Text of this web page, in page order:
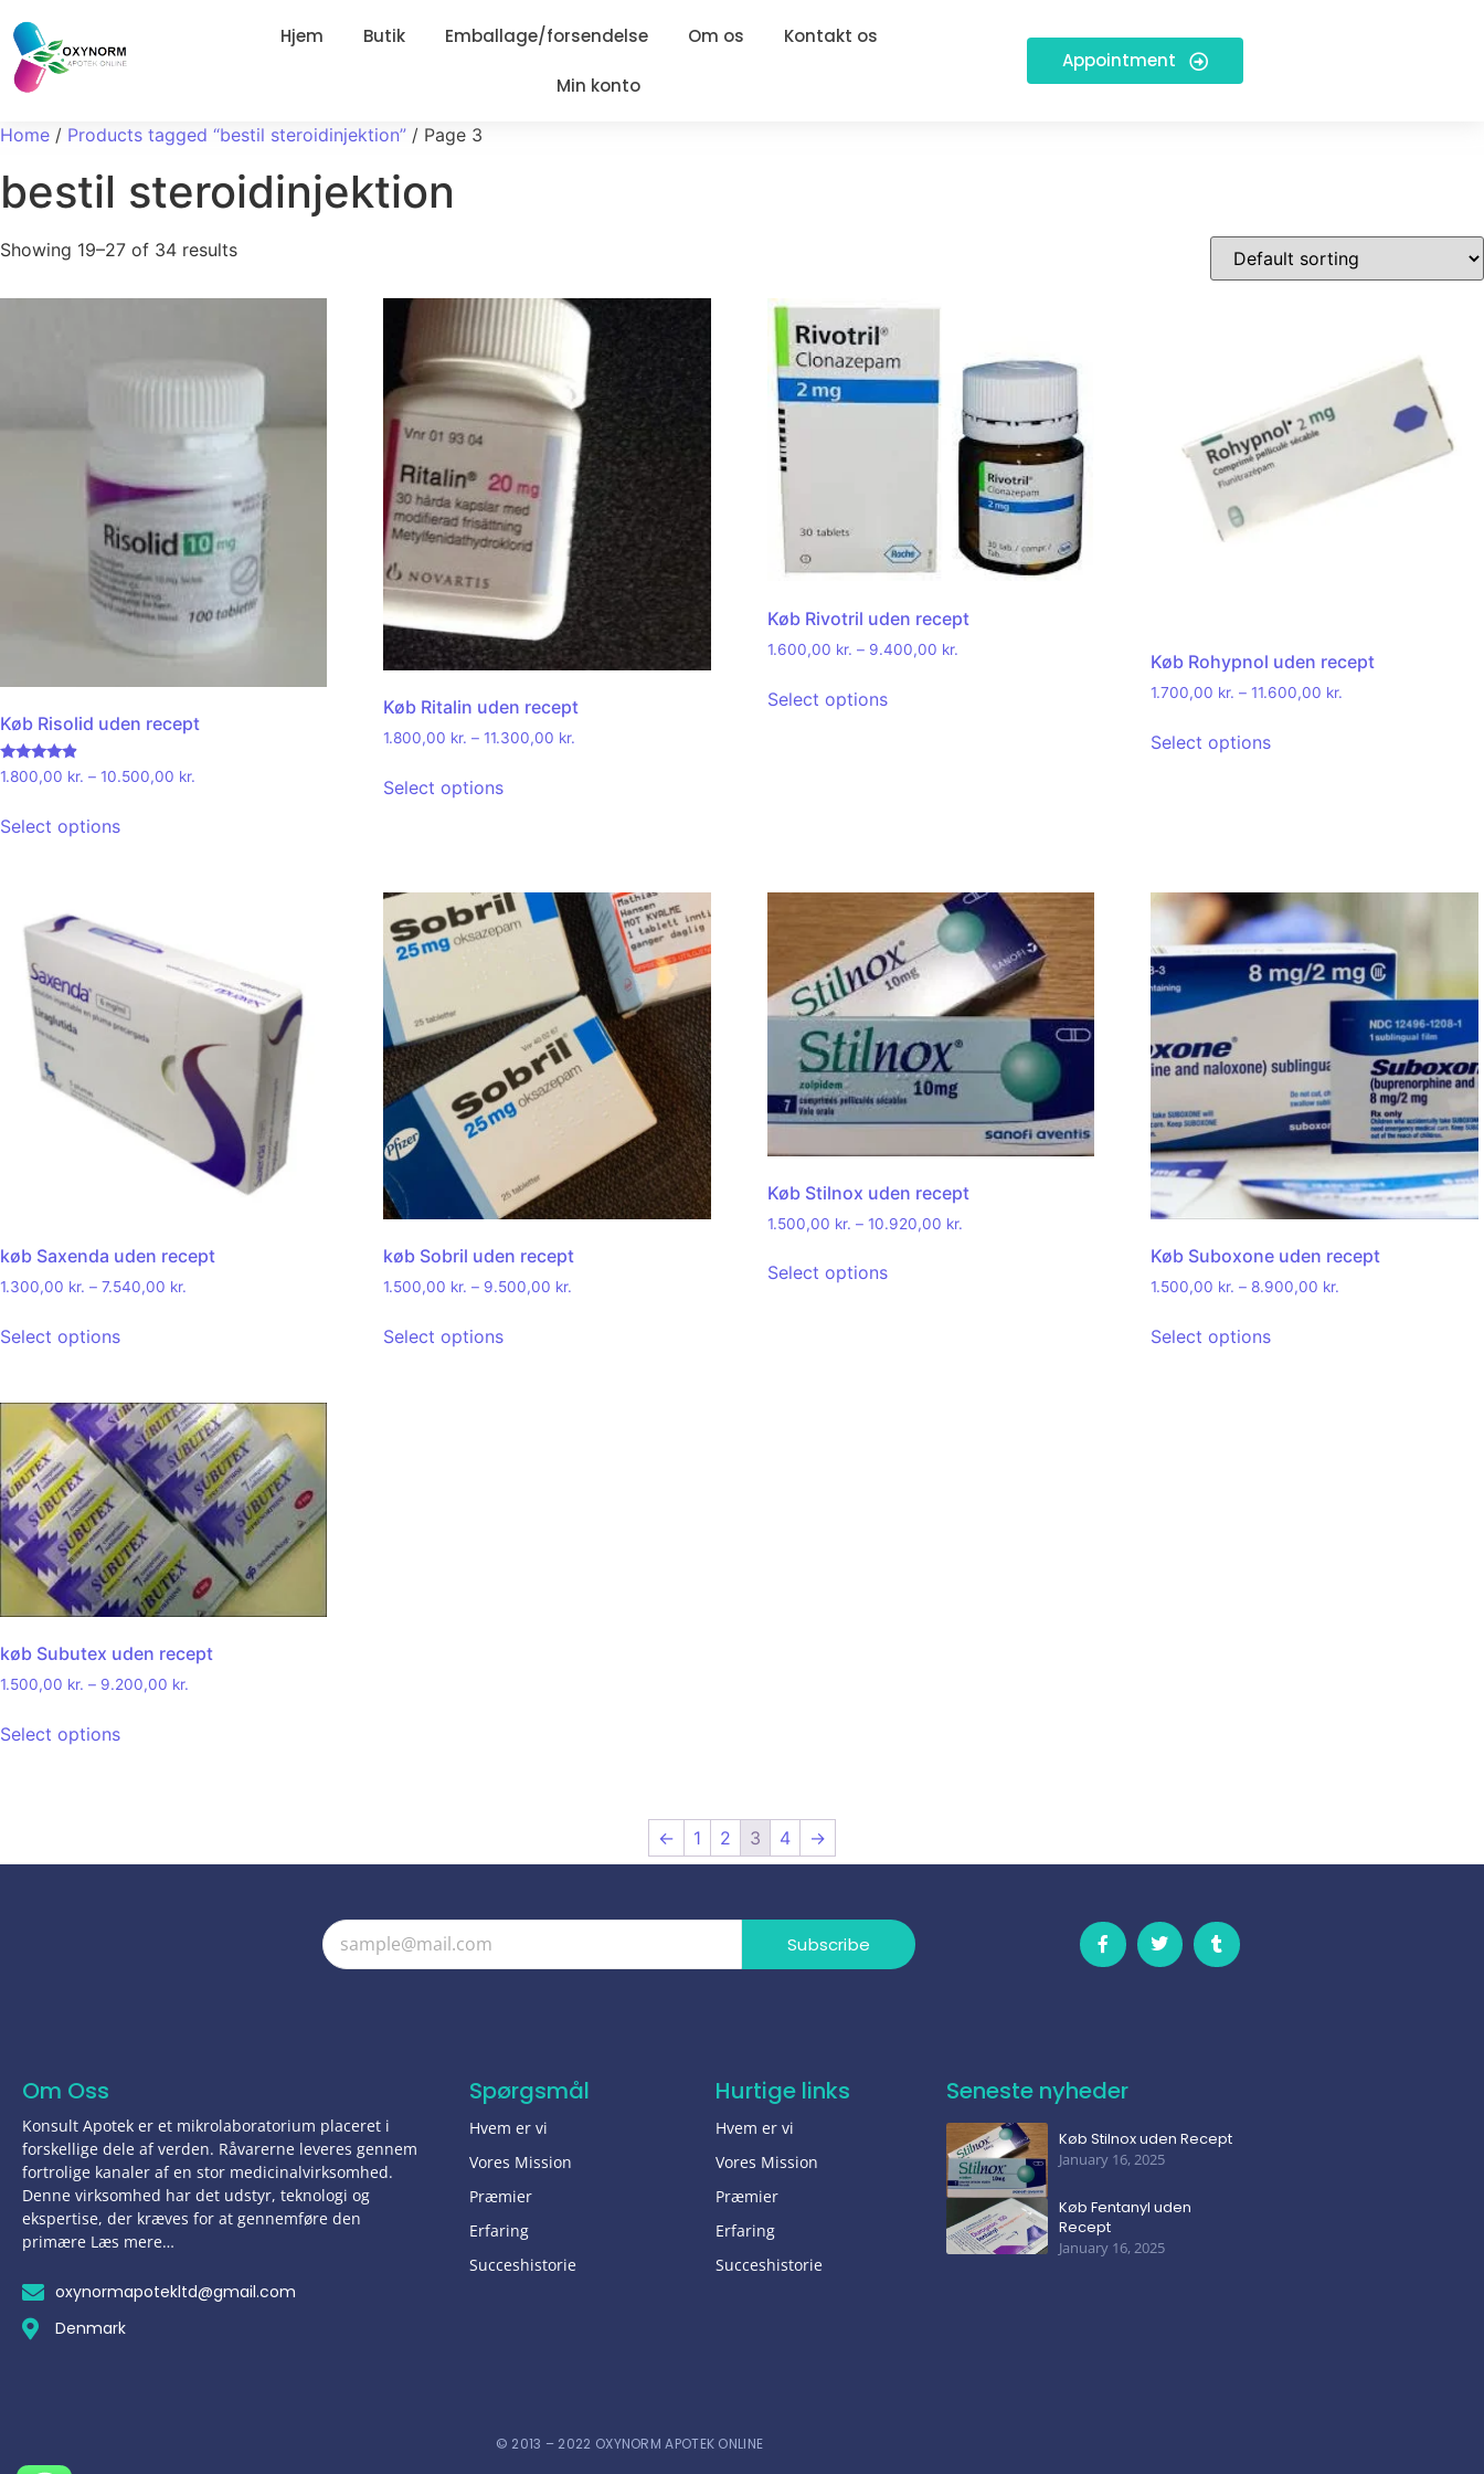
Hjem Butik Emballage/forsendelse Om os Kontakt os
Min konto
Appointment
Home / Products tagged “bestil steroidinjektion” / Page 3
bestil steroidinjektion
Showing 19–27 of 34 results
Køb Risolid uden recept
Rated
4.67
1.800,00 kr. – 10.500,00 kr.
Select options
Køb Ritalin uden recept
1.800,00 kr. – 11.300,00 kr.
Select options
Køb Rivotril uden recept
1.600,00 kr. – 9.400,00 kr.
Select options
Køb Rohypnol uden recept
1.700,00 kr. – 11.600,00 kr.
Select options
køb Saxenda uden recept
1.300,00 kr. – 7.540,00 kr.
Select options
køb Sobril uden recept
1.500,00 kr. – 9.500,00 kr.
Select options
Køb Stilnox uden recept
1.500,00 kr. – 10.920,00 kr.
Select options
Køb Suboxone uden recept
1.500,00 kr. – 8.900,00 kr.
Select options
køb Subutex uden recept
1.500,00 kr. – 9.200,00 kr.
Select options
← 1 2 3 4 →
Subscribe
Om Oss
Konsult Apotek er et mikrolaboratorium placeret i
forskellige dele af verden. Råvarerne leveres gennem
fortrolige kanaler af en stor medicinalvirksomhed.
Denne virksomhed har det udstyr, teknologi og
ekspertise, der kræves for at gennemføre den
primære Læs mere…
oxynormapotekltd@gmail.com
Denmark
Spørgsmål
Hvem er vi
Vores Mission
Præmier
Erfaring
Succeshistorie
Hurtige links
Hvem er vi
Vores Mission
Præmier
Erfaring
Succeshistorie
Seneste nyheder
Køb Stilnox uden Recept
January 16, 2025
Køb Fentanyl uden
Recept
January 16, 2025
© 2013 – 2022 OXYNORM APOTEK ONLINE